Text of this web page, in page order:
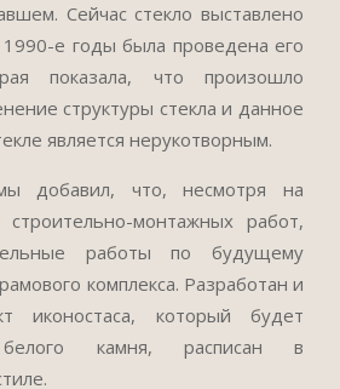
Сейчас стекло выставлено
е годы была проведена его
показала, что произошло
структуры стекла и данное
является нерукотворным.
добавил, что, несмотря на
монтажных работ,
работы по будущему
комплекса. Разработан и
иконостаса, который будет
камня, расписан в